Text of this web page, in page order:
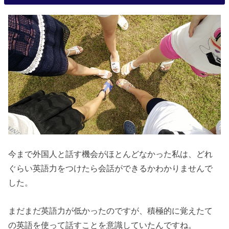
今まで外国人と話す機会がほとんどなかった私は、どれ
ぐらい英語力をつけたら会話ができるかわかりませんで
した。
まだまだ英語力が低かったのですが、積極的に覚えたて
の英語を使って話すことを意識していたんですね。